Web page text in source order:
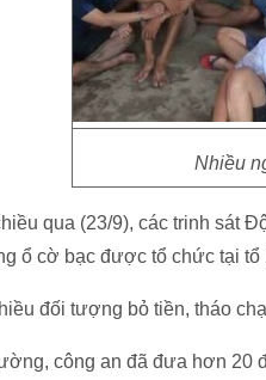
Nhiều
qua (23/9), các trinh sát
ổ cờ bạc được tổ chức tại
đối tượng bỏ tiền, tháo
công an đã đưa hơn 20